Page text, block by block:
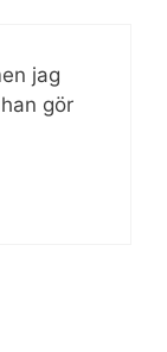
jag
gör